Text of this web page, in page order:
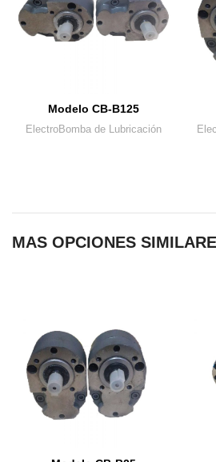
Modelo CB-B125
ElectroBomba de Lubricación
MAS OPCIONES